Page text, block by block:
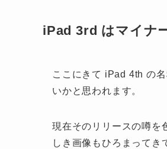
iPad 3rd はマイナ
ここにきて iPad 4th の
いかと思われます。
現在そのリリースの噂を
しき画像もひろまってき